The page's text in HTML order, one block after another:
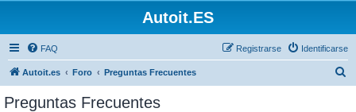
Autoit.ES
FAQ Identificarse
Registrarse
Autoit.es Foro Preguntas Frecuentes
Preguntas Frecuentes